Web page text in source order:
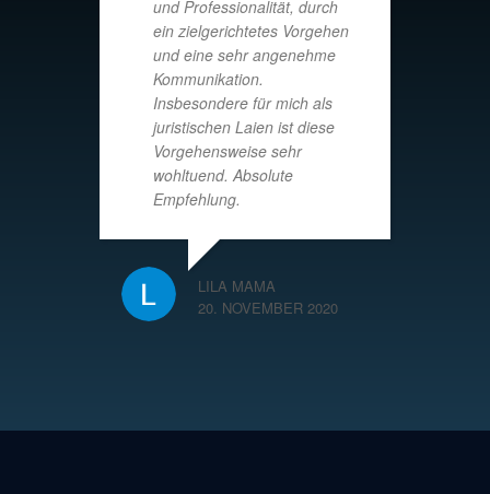
und Professionalität, durch
ein zielgerichtetes Vorgehen
und eine sehr angenehme
Kommunikation.
Insbesondere für mich als
juristischen Laien ist diese
Vorgehensweise sehr
wohltuend. Absolute
Empfehlung.
LILA MAMA
20. NOVEMBER 2020